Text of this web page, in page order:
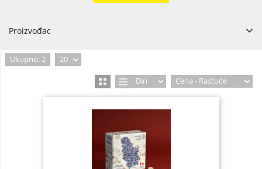
Proizvođac
Ukupno: 2 20
Din Cena - Rastuće